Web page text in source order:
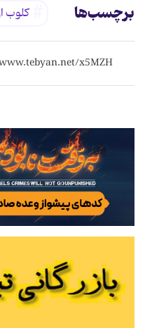
برچسب‌ها کلوب